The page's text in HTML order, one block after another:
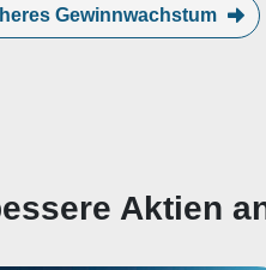
Gewinnwachstum
Aktien